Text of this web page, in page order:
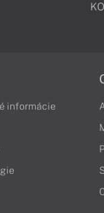
informácie